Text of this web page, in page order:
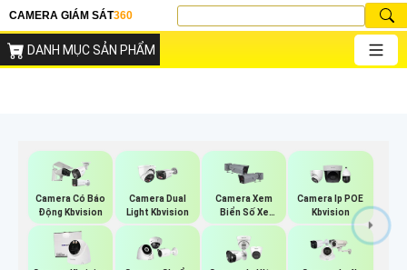
CAMERA GIÁM SÁT360
DANH MỤC SẢN PHẨM
Camera Có Báo
Động Kbvision
Camera Dual
Light Kbvision
Camera Xem
Biển Số Xe
Kbvision
Camera Ip POE
Kbvision